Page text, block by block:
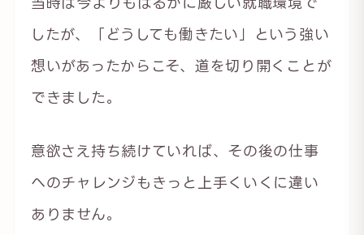
したが、「どうしても働きたい」という強い
想いがあったからこそ、道を切り開くことが
できました。
意欲さえ持ち続けていれば、その後の仕事
へのチャレンジもきっと上手くいくに違い
ありません。